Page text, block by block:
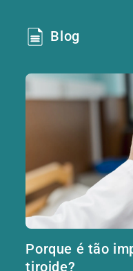
Blog
Porque é tão
tiroide?